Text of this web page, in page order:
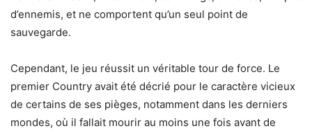
d’ennemis, et ne comportent qu’un seul point de
sauvegarde.
Cependant, le jeu réussit un véritable tour de force. Le
premier Country avait été décrié pour le caractère vicieux
de certains de ses pièges, notamment dans les derniers
mondes, où il fallait mourir au moins une fois avant de